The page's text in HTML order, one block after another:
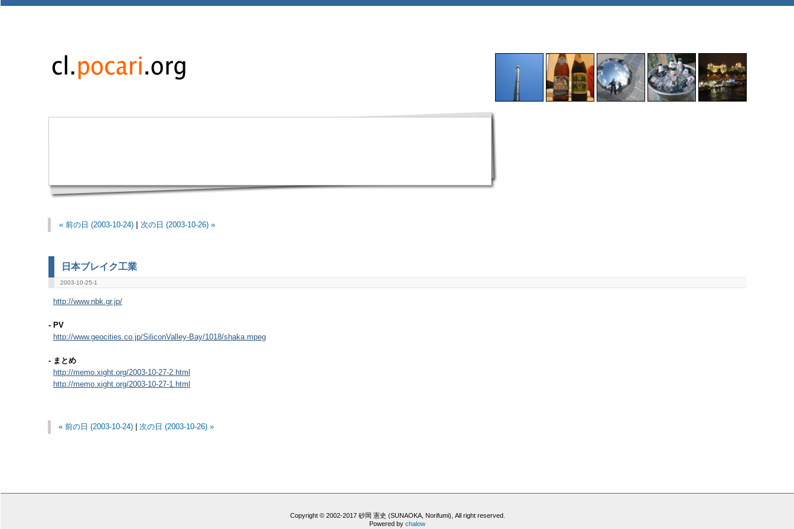
« 前の日 (2003-10-24)| 次の日 (2003-10-26) »
日本ブレイク工業
2003-10-25-1
http://www.nbk.gr.jp/
- PV
http://www.geocities.co.jp/SiliconValley-Bay/1018/shaka.mpeg
- まとめ
http://memo.xight.org/2003-10-27-2.html
http://memo.xight.org/2003-10-27-1.html
« 前の日 (2003-10-24) |次の日 (2003-10-26) »
Copyright © 2002-2017 砂岡 憲史 (SUNAOKA, Norifumi), All right reserved.
Powered by chalow